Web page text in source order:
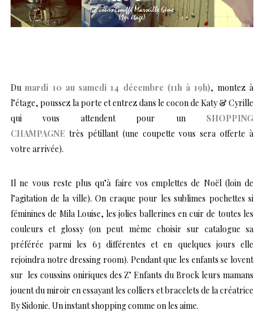
Dumardi 10 au samedi 14 décembre (11h à 19h), montez à
l’étage, poussez la porte et entrez dans le cocon de Katy & Cyrille
qui vous attendent pour un SHOPPING
CHAMPAGNE très pétillant (une coupette vous sera offerte à
votre arrivée).
Il ne vous reste plus qu’à faire vos emplettes de Noël (loin de
l’agitation de la ville). On craque pour les sublimes pochettes si
féminines de Mila Louise, les jolies ballerines en cuir de toutes les
couleurs et glossy (on peut même choisir sur catalogue sa
préférée parmi les 63 différentes et en quelques jours elle
rejoindra notre dressing room). Pendant que les enfants se lovent
sur les coussins oniriques des Z’ Enfants du Brock leurs mamans
jouent du miroir en essayant les colliers et bracelets de la créatrice
By Sidonie. Un instant shopping comme on les aime.